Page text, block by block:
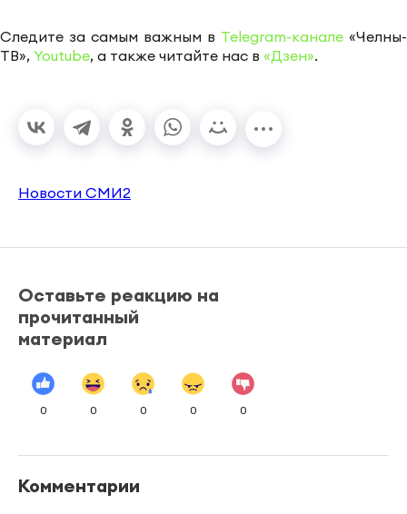
Следите за самым важным в Telegram-канале «Челны-
ТВ», Youtube, а также читайте нас в «Дзен».
Новости СМИ2
Оставьте реакцию на
прочитанный
материал
0 0 0 0 0
Комментарии